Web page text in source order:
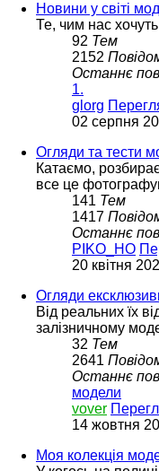
Новини у світі
Те, чим нас
92 Тем
2152
Останнє
1.
glorg
02 серпня
Огляди та тести
Катаємо,
все це
141 Тем
1417
Останнє
PIKO_HO
20 квітня
Огляди
Від реальних їх
залізничному
32 Тем
2641
Останнє
модели
vover
14 жовтня
Моя колекція